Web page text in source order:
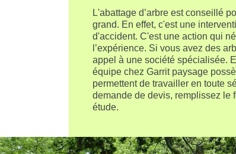
L'abattage d’arbre est conseillé
grand. En effet, c'est une
d'accident. C'est une action qui
l’expérience. Si vous avez des
appel à une société spécialisée.
équipe chez Garrit paysage
permettent de travailler en toute
demande de devis, remplissez le
étude.